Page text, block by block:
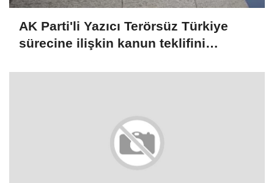
AK Parti'li Yazıcı Terörsüz Türkiye
sürecine ilişkin kanun teklifini